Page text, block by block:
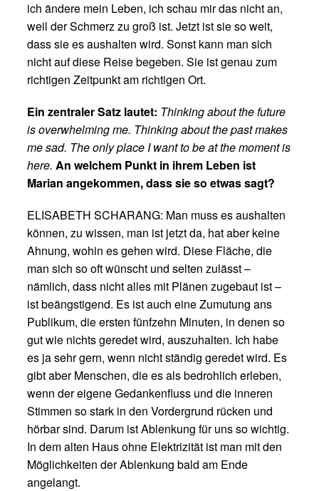
ich ändere mein Leben, ich schau mir das nicht an,
weil der Schmerz zu groß ist. Jetzt ist sie so weit,
dass sie es aushalten wird. Sonst kann man sich
nicht auf diese Reise begeben. Sie ist genau zum
richtigen Zeitpunkt am richtigen Ort.
Ein zentraler Satz lautet: Thinking about the future
is overwhelming me. Thinking about the past makes
me sad. The only place I want to be at the moment is
here. An welchem Punkt in ihrem Leben ist
Marian angekommen, dass sie so etwas sagt?
ELISABETH SCHARANG: Man muss es aushalten
können, zu wissen, man ist jetzt da, hat aber keine
Ahnung, wohin es gehen wird. Diese Fläche, die
man sich so oft wünscht und selten zulässt –
nämlich, dass nicht alles mit Plänen zugebaut ist –
ist beängstigend. Es ist auch eine Zumutung ans
Publikum, die ersten fünfzehn Minuten, in denen so
gut wie nichts geredet wird, auszuhalten. Ich habe
es ja sehr gern, wenn nicht ständig geredet wird. Es
gibt aber Menschen, die es als bedrohlich erleben,
wenn der eigene Gedankenfluss und die inneren
Stimmen so stark in den Vordergrund rücken und
hörbar sind. Darum ist Ablenkung für uns so wichtig.
In dem alten Haus ohne Elektrizität ist man mit den
Möglichkeiten der Ablenkung bald am Ende
angelangt.